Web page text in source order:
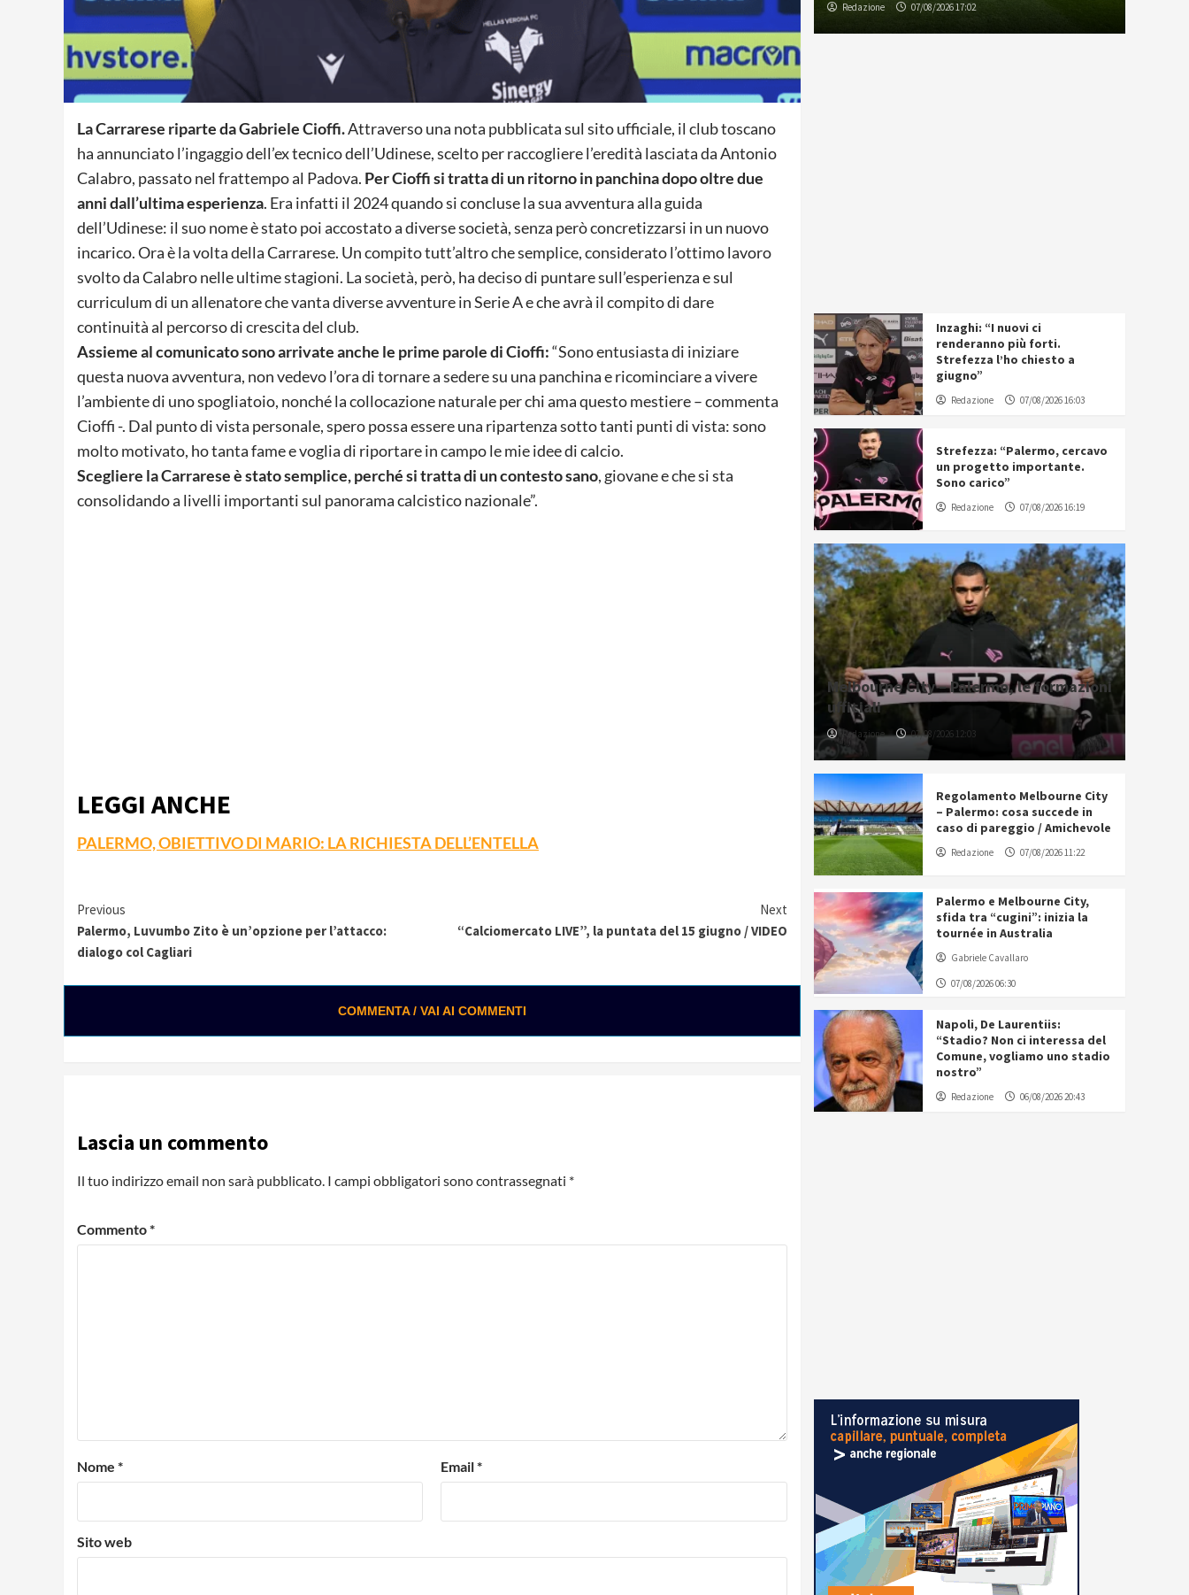
La Carrarese riparte da Gabriele Cioffi.Attraverso una nota pubblicata sul sito ufficiale, il club toscano
ha annunciato l’ingaggio dell’ex tecnico dell’Udinese, scelto per raccogliere l’eredità lasciata da Antonio
Calabro, passato nel frattempo al Padova. Per Cioffi si tratta di un ritorno in panchina dopo oltre due
anni dall’ultima esperienza. Era infatti il 2024 quando si concluse la sua avventura alla guida
dell’Udinese: il suo nome è stato poi accostato a diverse società, senza però concretizzarsi in un nuovo
incarico. Ora è la volta della Carrarese. Un compito tutt’altro che semplice, considerato l’ottimo lavoro
svolto da Calabro nelle ultime stagioni. La società, però, ha deciso di puntare sull’esperienza e sul
curriculum di un allenatore che vanta diverse avventure in Serie A e che avrà il compito di dare
continuità al percorso di crescita del club.
Assieme al comunicato sono arrivate anche le prime parole di Cioffi:“Sono entusiasta di iniziare
questa nuova avventura, non vedevo l’ora di tornare a sedere su una panchina e ricominciare a vivere
l’ambiente di uno spogliatoio, nonché la collocazione naturale per chi ama questo mestiere – commenta
Cioffi -. Dal punto di vista personale, spero possa essere una ripartenza sotto tanti punti di vista: sono
molto motivato, ho tanta fame e voglia di riportare in campo le mie idee di calcio.
Scegliere la Carrarese è stato semplice, perché si tratta di un contesto sano, giovane e che si sta
consolidando a livelli importanti sul panorama calcistico nazionale”.
LEGGI ANCHE
PALERMO, OBIETTIVO DI MARIO: LA RICHIESTA DELL’ENTELLA
Continue
Reading
Previous
Palermo, Luvumbo Zito è un’opzione per l’attacco:
dialogo col Cagliari
Next
“Calciomercato LIVE”, la puntata del 15 giugno / VIDEO
COMMENTA / VAI AI COMMENTI
Lascia un commento
Il tuo indirizzo email non sarà pubblicato. I campi obbligatori sono contrassegnati *
Commento*
Nome * Email*
Sito web
Redazione 07/08/2026 17:02
Inzaghi: “I nuovi ci
renderanno più forti.
Strefezza l’ho chiesto a
giugno”
Redazione 07/08/2026 16:03
Strefezza: “Palermo, cercavo
un progetto importante.
Sono carico”
Redazione 07/08/2026 16:19
Melbourne City – Palermo, le formazioni
ufficiali
Redazione 07/08/2026 12:03
Regolamento Melbourne City
– Palermo: cosa succede in
caso di pareggio / Amichevole
Redazione 07/08/2026 11:22
Palermo e Melbourne City,
sfida tra “cugini”: inizia la
tournée in Australia
Gabriele Cavallaro
07/08/2026 06:30
Napoli, De Laurentiis:
“Stadio? Non ci interessa del
Comune, vogliamo uno stadio
nostro”
Redazione 06/08/2026 20:43